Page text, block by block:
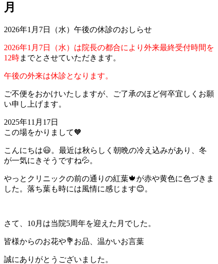
月
2026年1月7日（水）午後の休診のおしらせ
2026年1月7日（水）は院長の都合により外来最終受付時間を
12時までとさせていただきます。
午後の外来は休診となります。
ご不便をおかけいたしますが、ご了承のほど何卒宜しくお願
い申し上げます。
2025年11月17日
この場をかりまして🧡
こんにちは😃。最近は秋らしく朝晩の冷え込みがあり、冬
が一気にきそうですね💦。
やっとクリニックの前の通りの紅葉🍁が赤や黄色に色づきま
した。落ち葉も時には風情に感じます😊。
さて、10月は当院5周年を迎えた月でした。
皆様からのお花や💐お品、温かいお言葉
誠にありがとうございました。